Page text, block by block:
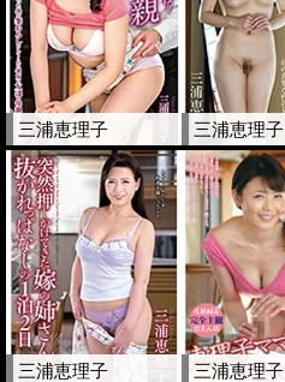
三浦恵理子 三浦恵理子
三浦恵理子 三浦恵理子